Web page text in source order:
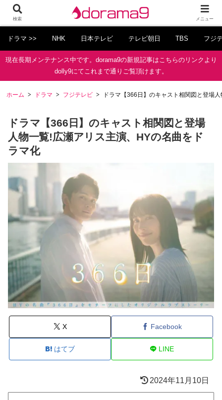
ドラマ >> NHK 日本テレビ テレビ朝日 TBS フジ
現在長期メンテナンス中です。dorama9の新規記事はこちらのリンクより
dolly9にてこれまで通りご覧頂けます。
ホーム ドラマ フジテレビ ドラマ【366日】のキャスト相関図と登場
ドラマ【366日】のキャスト相関図と登場
人物一覧!広瀬アリス主演、HYの名曲をド
ラマ化
X Facebook
はてブ LINE
2024年11月10日
検索 メニュー